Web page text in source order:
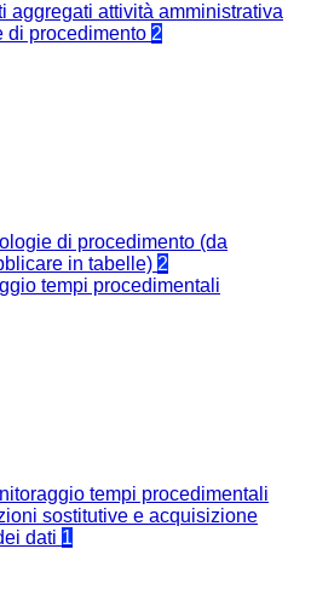
aggregati attività amministrativa
di procedimento 2
di procedimento (da
in tabelle) 2
tempi procedimentali
tempi procedimentali
sostitutive e acquisizione
dati 1